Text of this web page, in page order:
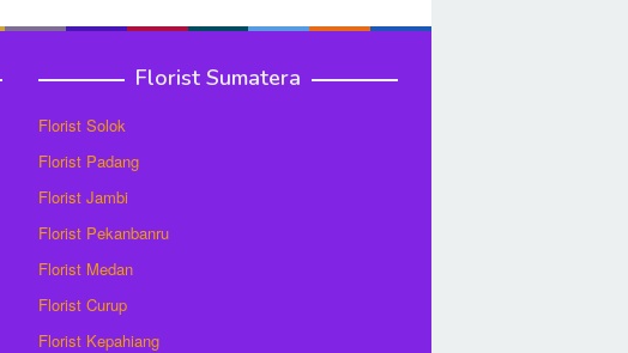
Florist Sumatera
Florist Solok
Florist Padang
Florist Jambi
Florist Pekanbanru
Florist Medan
Florist Curup
Florist Kepahiang